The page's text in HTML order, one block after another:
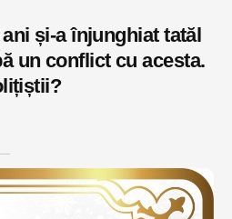
și-a înjunghiat tatăl
un conflict cu acesta.